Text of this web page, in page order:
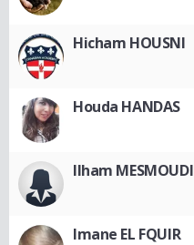
Hicham HOUSNI
Houda HANDAS
Ilham MESMOUDI
Imane EL FQUIR